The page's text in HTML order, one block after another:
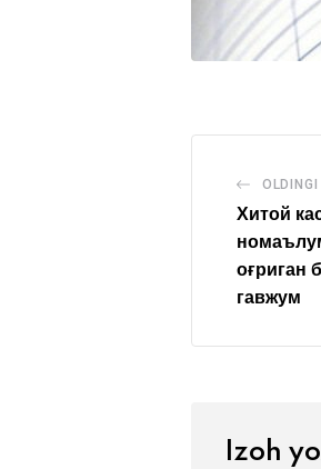
Хитой
оғриган
гавжум
Izoh